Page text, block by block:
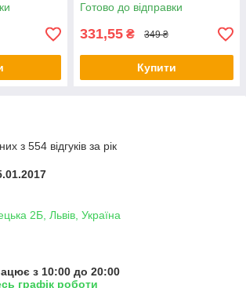
Готово до відправки
331,55 ₴ 349 ₴
Купити
з 554 відгуків за рік
2Б, Львів, Україна
з 10:00 до 20:00
графік роботи